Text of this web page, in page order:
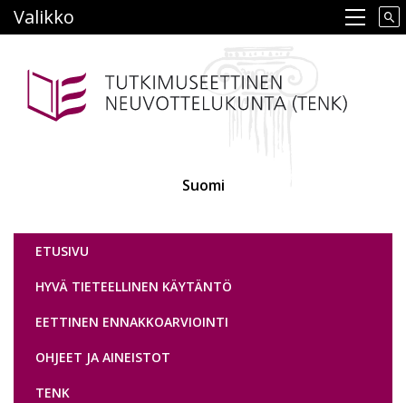
pääsisältöön
Main navigation
Valikko
Suomi
Tutkimuseettinen neuvottelukunta
ETUSIVU
HYVÄ TIETEELLINEN KÄYTÄNTÖ
EETTINEN ENNAKKOARVIOINTI
OHJEET JA AINEISTOT
TENK